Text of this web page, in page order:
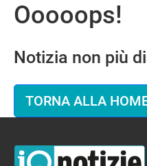
Ooooops!
Notizia non più
TORNA ALLA
IQ Notizie